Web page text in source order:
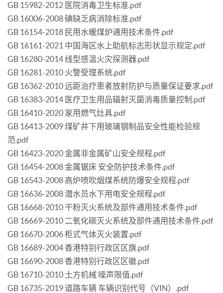
GB 15982-2012 医院消毒卫生标准.pdf
GB 16006-2008 碘缺乏病消除标准.pdf
GB 16154-2018 民用水暖煤炉通用技术条件.pdf
GB 16161-2021 中国海区水上助航标志形状显示规定.pdf
GB 16280-2014 线型感温火灾探测器.pdf
GB 16281-2010 火警受理系统.pdf
GB 16362-2010 远距治疗患者放射防护与质量保证要求.pdf
GB 16383-2014 医疗卫生用品辐射灭菌消毒质量控制.pdf
GB 16410-2020 家用燃气灶具.pdf
GB 16413-2009 煤矿井下用玻璃钢制品安全性能检验规
范.pdf
GB 16423-2020 金属非金属矿山安全规程.pdf
GB 16454-2008 金属锯床 安全防护技术条件.pdf
GB 16543-2008 高炉喷吹烟煤系统防爆安全规程.pdf
GB 16636-2008 潜水员水下用电安全规程.pdf
GB 16668-2010 干粉灭火系统及部件通用技术条件.pdf
GB 16669-2010 二氧化碳灭火系统及部件通用技术条件.pdf
GB 16670-2006 柜式气体灭火装置.pdf
GB 16689-2004 香港特别行政区区旗.pdf
GB 16690-2008 香港特别行政区区徽.pdf
GB 16710-2010 土方机械 噪声限值.pdf
GB 16735-2019 道路车辆 车辆识别代号（VIN）.pdf